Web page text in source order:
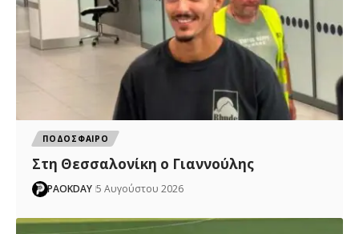
ΠΟΔΟΣΦΑΙΡΟ
Στη Θεσσαλονίκη ο Γιαννούλης
PAOKDAY 5 Αυγούστου 2026